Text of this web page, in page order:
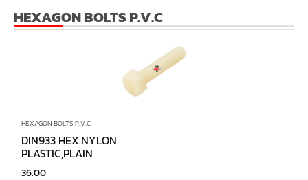
หน้าแปลนเชื่อม SUS304 JEF 300P RF
หน้าแปลนเชื่อม SUS304 JEF 150P RF
หน้าแปลนเหล็กเกลียวใน JEF PN40
หน้าแปลนเหล็กเกลียวใน JEF PN16
หน้าแปลนเหล็กเกลียวใน JEF 10K TR
หน้าแปลนเหล็กเกลียวใน JEF 150P
หน้าแปลนเหล็กสวมเชื่อม JEF SWRF 150P
หน้าแปลนเหล็กคอสูง JEF WNRF 300P
HEXAGON BOLTS P.V.C
HEXAGON BOLTS P.V.C
DIN933 HEX.NYLON
PLASTIC,PLAIN
36.00